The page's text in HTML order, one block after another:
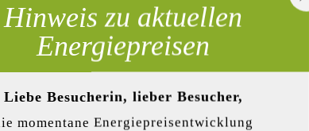
Hinweis zu aktuellen
Energiepreisen
Liebe Besucherin, lieber Besucher,
momentane Energiepreisentwicklung